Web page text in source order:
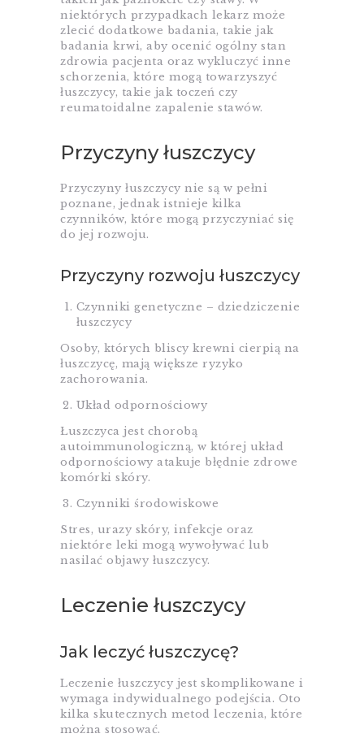
niektórych przypadkach lekarz może
zlecić dodatkowe badania, takie jak
badania krwi, aby ocenić ogólny stan
zdrowia pacjenta oraz wykluczyć inne
schorzenia, które mogą towarzyszyć
łuszczycy, takie jak toczeń czy
reumatoidalne zapalenie stawów.
Przyczyny łuszczycy
Przyczyny łuszczycy nie są w pełni
poznane, jednak istnieje kilka
czynników, które mogą przyczyniać się
do jej rozwoju.
Przyczyny rozwoju łuszczycy
Czynniki genetyczne – dziedziczenie
łuszczycy
Osoby, których bliscy krewni cierpią na
łuszczycę, mają większe ryzyko
zachorowania.
Układ odpornościowy
Łuszczyca jest chorobą
autoimmunologiczną, w której układ
odpornościowy atakuje błędnie zdrowe
komórki skóry.
Czynniki środowiskowe
Stres, urazy skóry, infekcje oraz
niektóre leki mogą wywoływać lub
nasilać objawy łuszczycy.
Leczenie łuszczycy
Jak leczyć łuszczycę?
Leczenie łuszczycy jest skomplikowane i
wymaga indywidualnego podejścia. Oto
kilka skutecznych metod leczenia, które
można stosować.